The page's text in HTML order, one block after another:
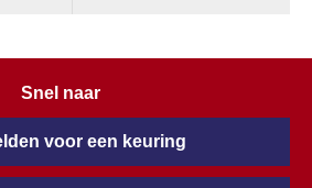
Snel naar
voor een keuring